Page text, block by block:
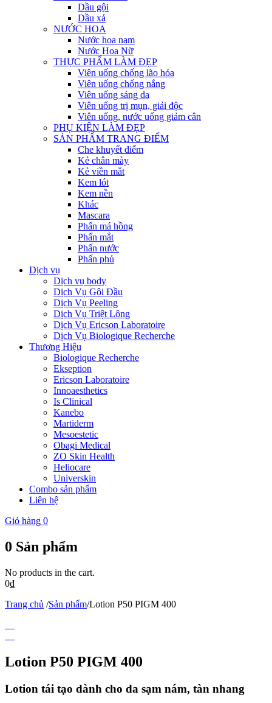
Dầu gội
Dầu xả
NƯỚC HOA
Nước hoa nam
Nước Hoa Nữ
THỰC PHẨM LÀM ĐẸP
Viên uống chống lão hóa
Viên uống chống nắng
Viên uống sáng da
Viên uống trị mụn, giải độc
Viên uống, nước uống giảm cân
PHỤ KIỆN LÀM ĐẸP
SẢN PHẨM TRANG ĐIỂM
Che khuyết điểm
Kẻ chân mày
Kẻ viền mắt
Kem lót
Kem nền
Khác
Mascara
Phấn má hồng
Phấn mắt
Phấn nước
Phấn phủ
Dịch vụ
Dịch vụ body
Dịch Vụ Gội Đầu
Dịch Vụ Peeling
Dịch Vụ Triệt Lông
Dịch Vụ Ericson Laboratoire
Dịch Vụ Biologique Recherche
Thương Hiệu
Biologique Recherche
Ekseption
Ericson Laboratoire
Innoaesthetics
Is Clinical
Kanebo
Martiderm
Mesoestetic
Obagi Medical
ZO Skin Health
Heliocare
Universkin
Combo sản phẩm
Liên hệ
Giỏ hàng 0
0 Sản phẩm
No products in the cart.
0₫
Trang chủ /Sản phẩm/Lotion P50 PIGM 400
Lotion P50 PIGM 400
Lotion tái tạo dành cho da sạm nám, tàn nhang